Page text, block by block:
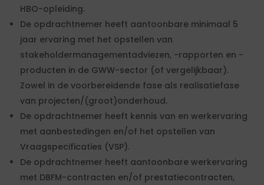
HBO-opleiding.
De opdrachtnemer heeft aantoonbare minimaal 5
jaar ervaring met het opstellen van
stakeholdermanagementadviezen, -rapporten en -
producten in de GWW-sector (of vergelijkbaar).
Zowel in de voorbereidende fase als realisatiefase
van projecten/(groot)onderhoud.
De opdrachtnemer heeft kennis van en werkervaring
met aanbestedingen en/of het opstellen van
Vraagspecificaties (VSP).
De opdrachtnemer heeft aantoonbare werkervaring
met DBFM-contracten en/of prestatiecontracten,